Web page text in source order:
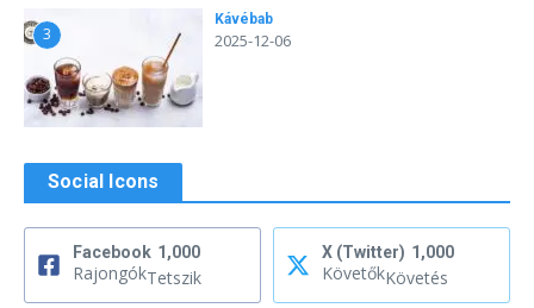
3
Kávébab
2025-12-06
Social Icons
Facebook 1,000
RajongókTetszik
X (Twitter) 1,000
KövetőkKövetés